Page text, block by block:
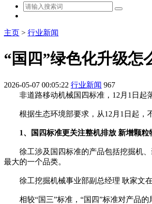
主页 > 行业新闻
“国四”绿色化升级怎
2026-05-07 00:05:22 行业新闻 967
非道路移动机械国四标准，12月1日起落
根据生态环境部要求，从12月1日起，不
1、国四标准更关注整机排放 新增颗粒
徐工涉及国四标准的产品包括挖掘机、
最大的一个品类。
徐工挖掘机械事业部副总经理 耿家文在
相较“国三”标准，“国四”标准对产品的